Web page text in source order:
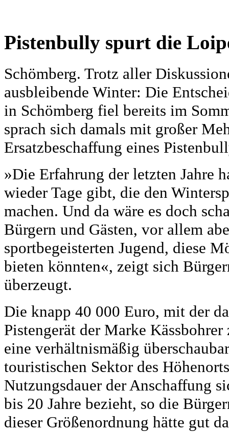
Pistenbully spurt die
Schömberg. Trotz aller
ausbleibende Winter: Die
in Schömberg fiel bereits im
sprach sich damals mit großer
Ersatzbeschaffung eines
»Die Erfahrung der letzten Jahre
wieder Tage gibt, die den
machen. Und da wäre es doch
Bürgern und Gästen, vor allem
sportbegeisterten Jugend, diese
bieten könnten«, zeigt sich
überzeugt.
Die knapp 40 000 Euro, mit der
Pistengerät der Marke
eine verhältnismäßig
touristischen Sektor des
Nutzungsdauer der Anschaffung
bis 20 Jahre bezieht, so die
dieser Größenordnung hätte gut